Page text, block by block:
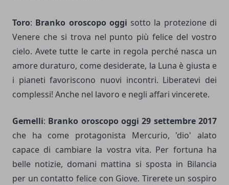
Toro: Branko oroscopo oggi sotto la protezione di
Venere che si trova nel punto più felice del vostro
cielo. Avete tutte le carte in regola perché nasca un
amore duraturo, come desiderate, la Luna è giusta e
i pianeti favoriscono nuovi incontri. Liberatevi dei
complessi! Anche nel lavoro e negli affari vincerete.
Gemelli: Branko oroscopo oggi 29 settembre 2017
che ha come protagonista Mercurio, 'dio' alato
capace di cambiare la vostra vita. Per fortuna ha
belle notizie, domani mattina si sposta in Bilancia
per un contatto felice con Giove. Tirerete un sospiro